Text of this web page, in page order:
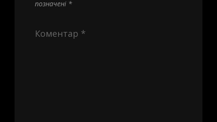
позначені *
Коментар *